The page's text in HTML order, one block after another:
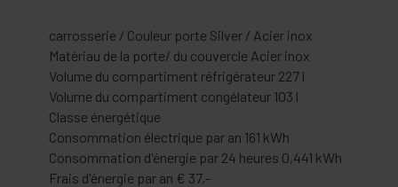
carrosserie / Couleur porte Silver / Acier inox
Matériau de la porte/ du couvercle Acier inox
Volume du compartiment réfrigérateur 227 l
Volume du compartiment congélateur 103 l
Classe énergétique
Consommation électrique par an 161 kWh
Consommation d'énergie par 24 heures 0,441 kWh
Frais d'énergie par an € 37,-